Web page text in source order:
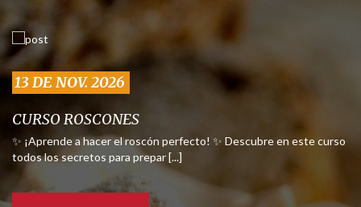
13 DE NOV. 2026
CURSO ROSCONES
✨ ¡Aprende a hacer el roscón perfecto! ✨ Descubre en este curso
todos los secretos para prepar [...]